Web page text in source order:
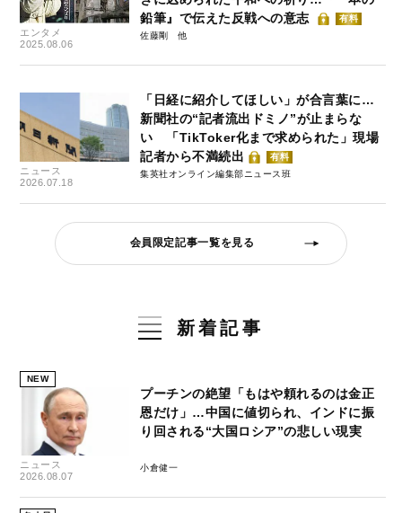
エンタメ
2025.08.06
鉛筆』で伝えた反戦への意志
有料
佐藤剛
ニュース
2026.07.18
「日経に紹介してほしい」が合言葉に…
新聞社の“記者流出ドミノ”が止まらな
い 「TikToker化まで求められた」現場
記者から不満続出
有料
集英社オンライン編集部ニュース班
会員限定記事一覧を見る
新着記事
NEW
ニュース
2026.08.07
プーチンの絶望「もはや頼れるのは金正
恩だけ」…中国に値切られ、インドに振
り回される“大国ロシア”の悲しい現実
小倉健一